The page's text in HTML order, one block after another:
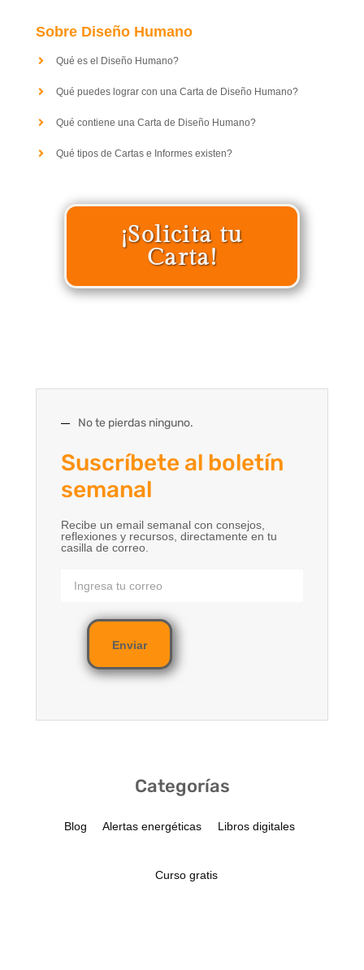
Sobre Diseño Humano
Qué es el Diseño Humano?
Qué puedes lograr con una Carta de Diseño Humano?
Qué contiene una Carta de Diseño Humano?
Qué tipos de Cartas e Informes existen?
¡Solicita tu
Carta!
No te pierdas ninguno.
Suscríbete al boletín
semanal
Recibe un email semanal con consejos,
reflexiones y recursos, directamente en tu
casilla de correo.
Enviar
Categorías
Blog Alertas energéticas Libros digitales
Curso gratis